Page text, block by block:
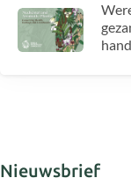
Nieuwsbrief